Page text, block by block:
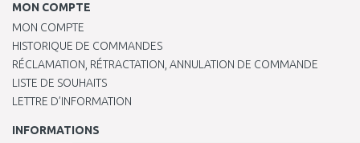
MON COMPTE
MON COMPTE
HISTORIQUE DE COMMANDES
RÉCLAMATION, RÉTRACTATION, ANNULATION DE COMMANDE
LISTE DE SOUHAITS
LETTRE D’INFORMATION
INFORMATIONS